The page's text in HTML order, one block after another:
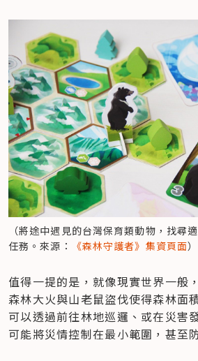
（將途中遇見的台灣保育類動物，找尋
任務。來源：
《森林守護者》集資頁面）
值得一提的是，就像現實世界一般
森林大火與山老鼠盜伐使得森林面
可以透過前往林地巡邏、或在災害
可能將災情控制在最小範圍，甚至